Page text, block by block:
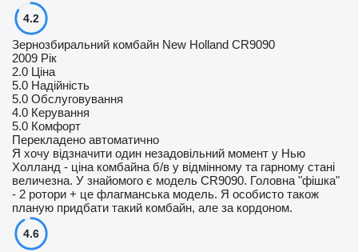
4.2
Зернозбиральний комбайн New Holland CR9090
2009 Рік
2.0 Ціна
5.0 Надійність
5.0 Обслуговування
4.0 Керування
5.0 Комфорт
Перекладено автоматично
Я хочу відзначити один незадовільний момент у Нью
Холланд - ціна комбайна б/в у відмінному та гарному стані
величезна. У знайомого є модель CR9090. Головна "фішка"
- 2 ротори + це флагманська модель. Я особисто також
планую придбати такий комбайн, але за кордоном.
4.6